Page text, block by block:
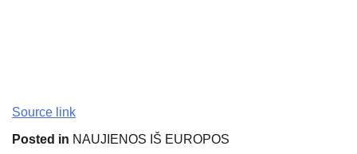
Source link
Posted in NAUJIENOS IŠ EUROPOS